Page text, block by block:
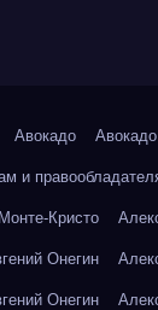
Авокадо Авокадо
и
Кристо
Онегин
Онегин